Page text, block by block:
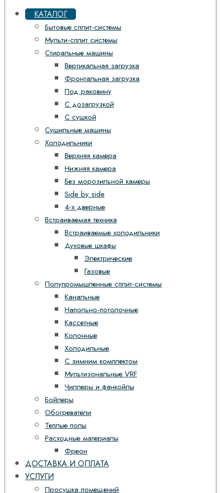
КАТАЛОГ
Бытовые сплит-системы
Мульти-сплит системы
Стиральные машины
Вертикальная загрузка
Фронтальная загрузка
Под раковину
С дозагрузкой
С сушкой
Сушильные машины
Холодильники
Верхняя камера
Нижняя камера
Без морозильной камеры
Side by side
4-х дверные
Встраиваемая техника
Встраиваемые холодильники
Духовые шкафы
Электрические
Газовые
Полупромышленные сплит-системы
Канальные
Напольно-потолочные
Кассетные
Колонные
Холодильные
С зимним комплектом
Мультизональные VRF
Чиллеры и фанкойлы
Бойлеры
Обогреватели
Теплые полы
Расходные материалы
Фреон
ДОСТАВКА И ОПЛАТА
УСЛУГИ
Просушка помещений